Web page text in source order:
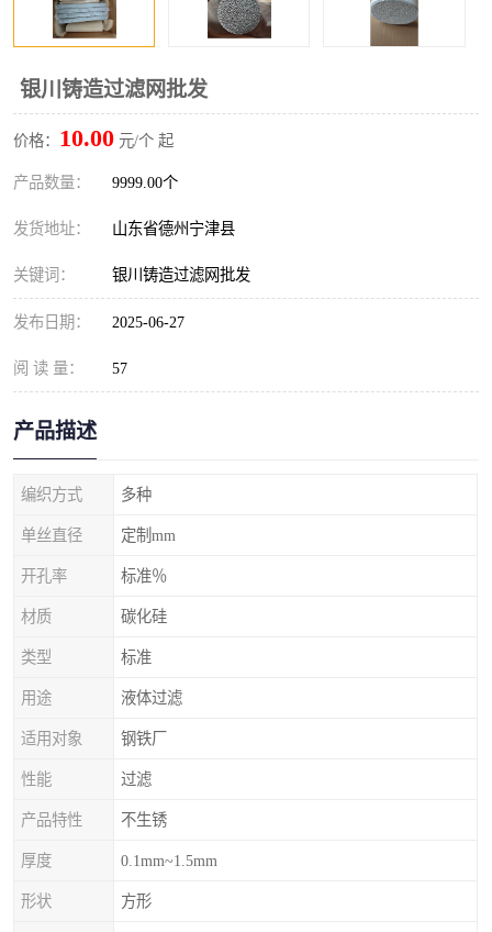
银川铸造过滤网批发
价格： 10.00 元/个 起
产品数量： 9999.00个
发货地址： 山东省德州宁津县
关键词： 银川铸造过滤网批发
发布日期： 2025-06-27
阅 读 量： 57
产品描述
编织方式 多种
单丝直径 定制mm
开孔率 标准％
材质 碳化硅
类型 标准
用途 液体过滤
适用对象 钢铁厂
性能 过滤
产品特性 不生锈
厚度 0.1mm~1.5mm
形状 方形